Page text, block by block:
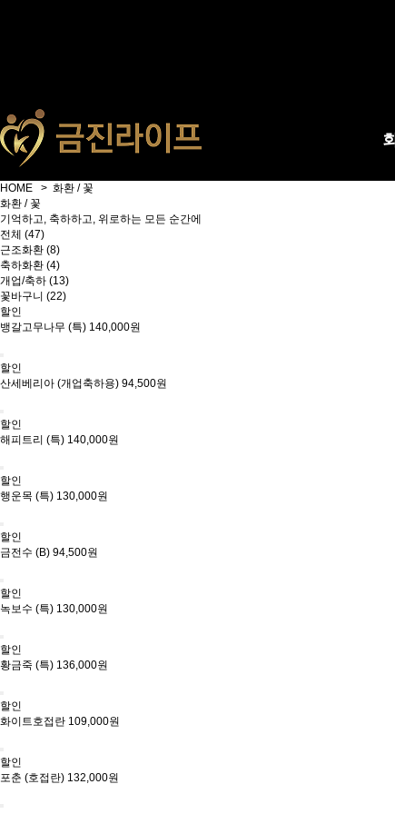
HOME > 화환 / 꽃
화환 / 꽃
기억하고, 축하하고, 위로하는 모든 순간에
전체 (47)
근조화환 (8)
축하화환 (4)
개업/축하 (13)
꽃바구니 (22)
할인
뱅갈고무나무 (특) 140,000원
할인
산세베리아 (개업축하용) 94,500원
할인
해피트리 (특) 140,000원
할인
행운목 (특) 130,000원
할인
금전수 (B) 94,500원
할인
녹보수 (특) 130,000원
할인
황금죽 (특) 136,000원
할인
화이트호접란 109,000원
할인
포춘 (호접란) 132,000원